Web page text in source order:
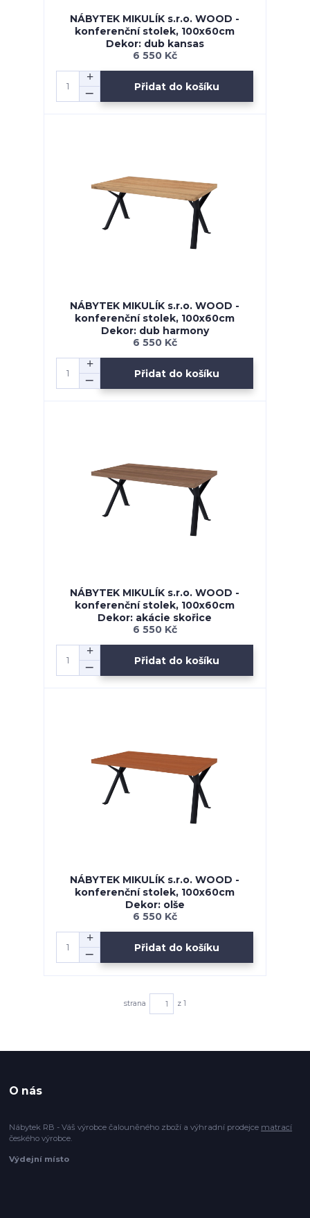
NÁBYTEK MIKULÍK s.r.o. WOOD -
konferenční stolek, 100x60cm
Dekor: dub kansas
6 550 Kč
Přidat do košíku
NÁBYTEK MIKULÍK s.r.o. WOOD -
konferenční stolek, 100x60cm
Dekor: dub harmony
6 550 Kč
Přidat do košíku
NÁBYTEK MIKULÍK s.r.o. WOOD -
konferenční stolek, 100x60cm
Dekor: akácie skořice
6 550 Kč
Přidat do košíku
NÁBYTEK MIKULÍK s.r.o. WOOD -
konferenční stolek, 100x60cm
Dekor: olše
6 550 Kč
Přidat do košíku
strana z 1
O nás
Nábytek RB - Váš výrobce čalouněného zboží a výhradní prodejce matrací
českého výrobce.
Výdejní místo